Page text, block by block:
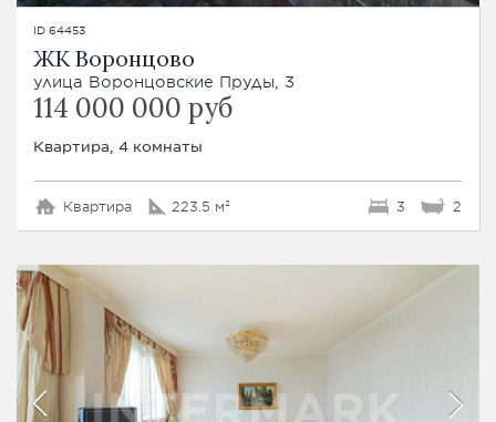
ID 64453
ЖК Воронцово
улица Воронцовские Пруды, 3
114 000 000 руб
Квартира, 4 комнаты
Квартира 223.5 м² 3 2